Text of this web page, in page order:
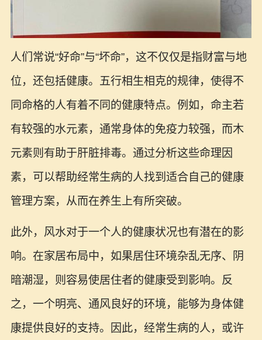
人们常说“好命”与“坏命”，这不仅仅是指财富与地
位，还包括健康。五行相生相克的规律，使得不
同命格的人有着不同的健康特点。例如，命主若
有较强的水元素，通常身体的免疫力较强，而木
元素则有助于肝脏排毒。通过分析这些命理因
素，可以帮助经常生病的人找到适合自己的健康
管理方案，从而在养生上有所突破。
此外，风水对于一个人的健康状况也有潜在的影
响。在家居布局中，如果居住环境杂乱无序、阴
暗潮湿，则容易使居住者的健康受到影响。反
之，一个明亮、通风良好的环境，能够为身体健
康提供良好的支持。因此，经常生病的人，或许